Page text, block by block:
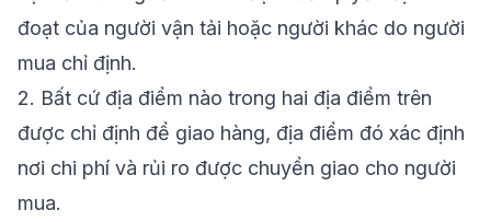
đoạt của người vận tải hoặc người khác do người
mua chỉ định.
2. Bất cứ địa điểm nào trong hai địa điểm trên
được chỉ định để giao hàng, địa điểm đó xác định
nơi chi phí và rủi ro được chuyển giao cho người
mua.